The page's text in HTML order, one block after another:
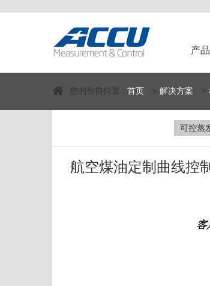
产
您的当前位置 : 首页 > 解决方案 >
可控蒸
航空煤油定制曲线控制